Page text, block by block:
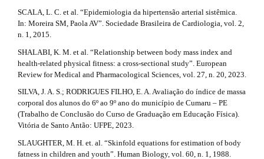
SCALA, L. C. et al. “Epidemiologia da hipertensão arterial sistêmica.
In: Moreira SM, Paola AV”. Sociedade Brasileira de Cardiologia, vol. 2,
n. 1, 2015.
SHALABI, K. M. et al. “Relationship between body mass index and
health-related physical fitness: a cross-sectional study”. European
Review for Medical and Pharmacological Sciences, vol. 27, n. 20, 2023.
SILVA, J. A. S.; RODRIGUES FILHO, E. A. Avaliação do índice de massa
corporal dos alunos do 6º ao 9º ano do município de Cumaru – PE
(Trabalho de Conclusão do Curso de Graduação em Educação Física).
Vitória de Santo Antão: UFPE, 2023.
SLAUGHTER, M. H. et. al. “Skinfold equations for estimation of body
fatness in children and youth”. Human Biology, vol. 60, n. 1, 1988.